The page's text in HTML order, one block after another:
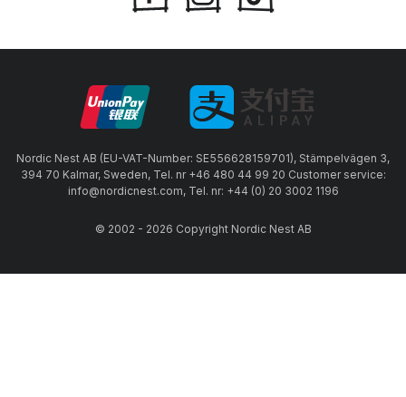
Nordic Nest AB (EU-VAT-Number: SE556628159701), Stämpelvägen 3,
394 70 Kalmar, Sweden, Tel. nr +46 480 44 99 20 Customer service:
info@nordicnest.com, Tel. nr: +44 (0) 20 3002 1196
© 2002 - 2026 Copyright Nordic Nest AB